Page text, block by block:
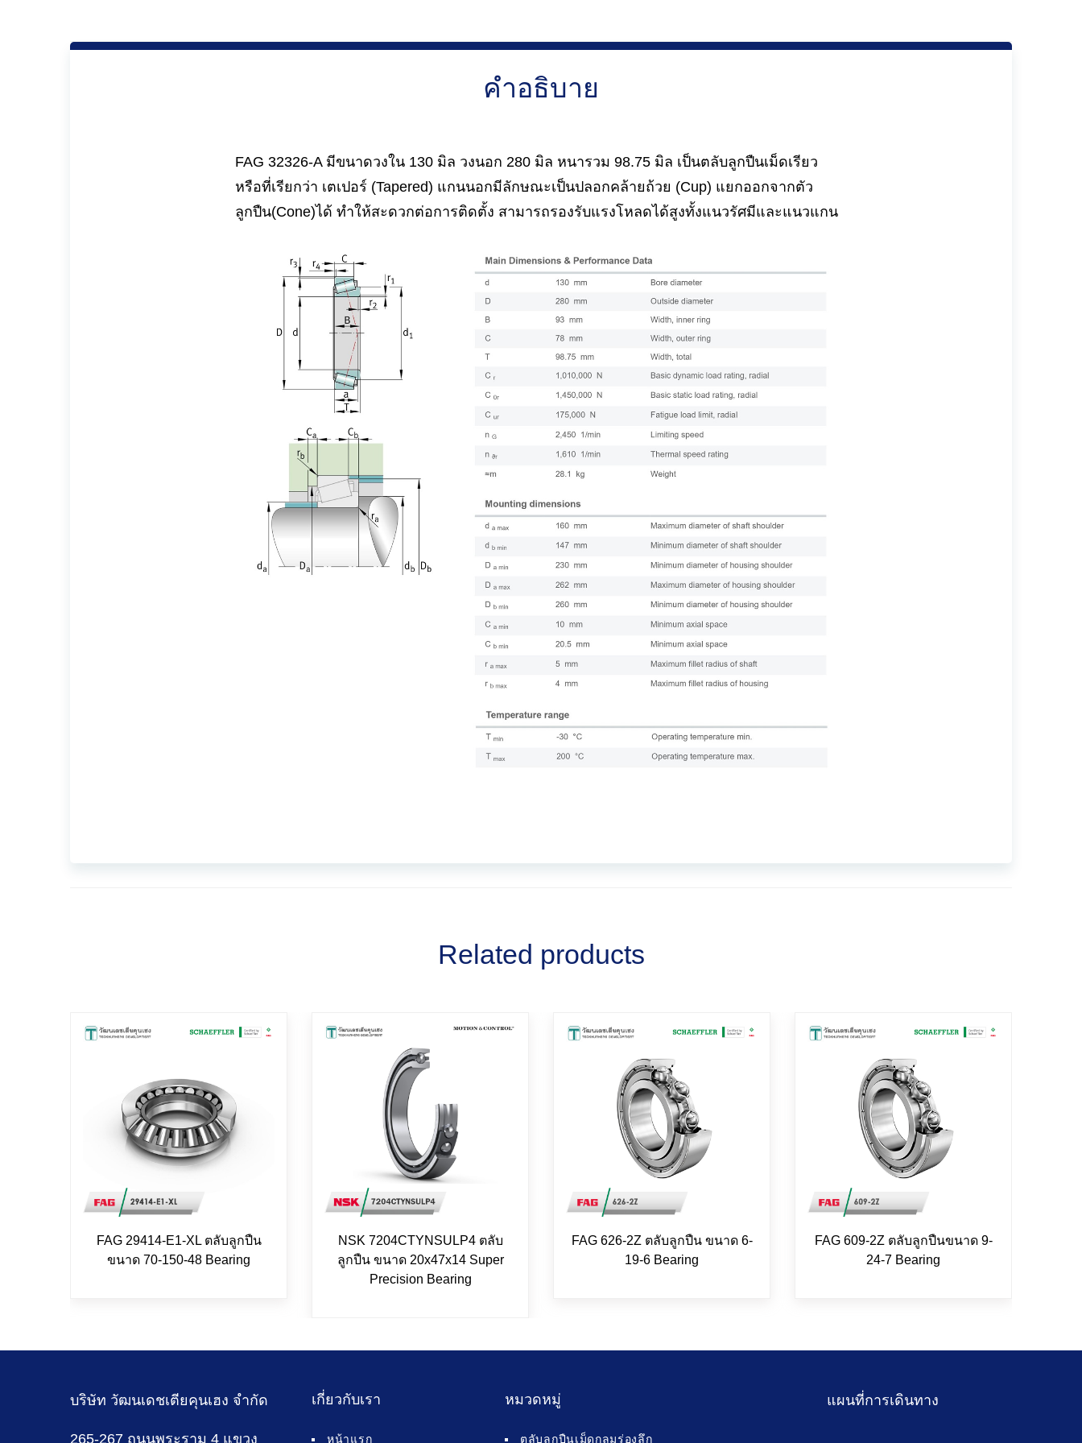
คำอธิบาย
FAG 32326-A มีขนาดวงใน 130 มิล วงนอก 280 มิล หนารวม 98.75 มิล เป็นตลับลูกปืนเม็ดเรียว
หรือที่เรียกว่า เตเปอร์ (Tapered) แกนนอกมีลักษณะเป็นปลอกคล้ายถ้วย (Cup) แยกออกจากตัว
ลูกปืน(Cone)ได้ ทำให้สะดวกต่อการติดตั้ง สามารถรองรับแรงโหลดได้สูงทั้งแนวรัศมีและแนวแกน
Related products
FAG 29414-E1-XL ตลับลูกปืน
ขนาด 70-150-48 Bearing
NSK 7204CTYNSULP4 ตลับ
ลูกปืน ขนาด 20x47x14 Super
Precision Bearing
FAG 626-2Z ตลับลูกปืน ขนาด 6-
19-6 Bearing
FAG 609-2Z ตลับลูกปืนขนาด 9-
24-7 Bearing
บริษัท วัฒนเดชเตียคุนเฮง จำกัด
265-267 ถนนพระราม 4 แขวง
เกี่ยวกับเรา
หน้าแรก
หมวดหมู่
ตลับลูกปืนเม็ดกลมร่องลึก
แผนที่การเดินทาง